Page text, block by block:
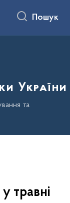
Пошук
України
та
травні